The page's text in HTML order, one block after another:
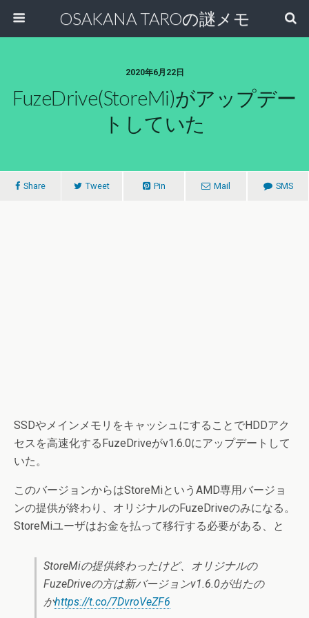
OSAKANA TAROの謎メモ
2020年6月22日
FuzeDrive(StoreMi)がアップデー
トしていた
Share Tweet Pin Mail SMS
SSDやメインメモリをキャッシュにすることでHDDアク
セスを高速化するFuzeDriveがv1.6.0にアップデートして
いた。
このバージョンからはStoreMiというAMD専用バージョ
ンの提供が終わり、オリジナルのFuzeDriveのみになる。
StoreMiユーザはお金を払って移行する必要がある、と
StoreMiの提供終わったけど、オリジナルの
FuzeDriveの方は新バージョンv1.6.0が出たの
かhttps://t.co/7DvroVeZF6